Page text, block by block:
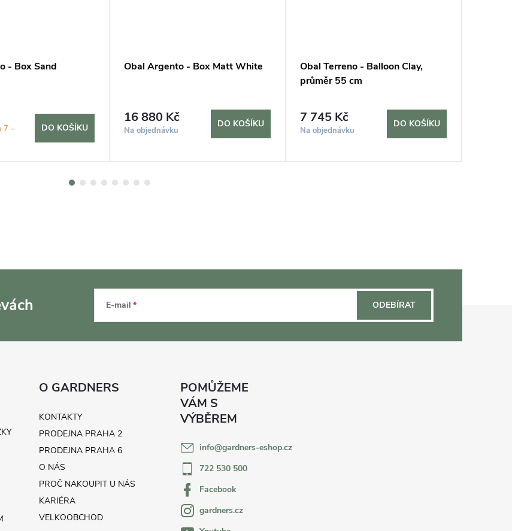
- Box Sand
7 -
DO KOŠÍKU
Obal Argento - Box Matt White
16 880 Kč
Na objednávku
DO KOŠÍKU
Obal Terreno - Balloon Clay,
průměr 55 cm
7 745 Kč
Na objednávku
DO KOŠÍKU
E-mail ODEBÍRAT
O GARDNERS
KONTAKTY
PRODEJNA PRAHA 2
PRODEJNA PRAHA 6
O NÁS
PROČ NAKOUPIT U NÁS
KARIÉRA
VELKOOBCHOD
info@gardners-eshop.cz
722 530 500
Facebook
gardners.cz